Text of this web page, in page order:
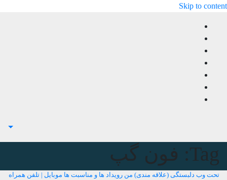
Skip to content
Tag: فون گپ
تحت وب دلبستگی (علاقه مندی) من رویداد ها و مناسبت ها موبایل | تلفن همراه